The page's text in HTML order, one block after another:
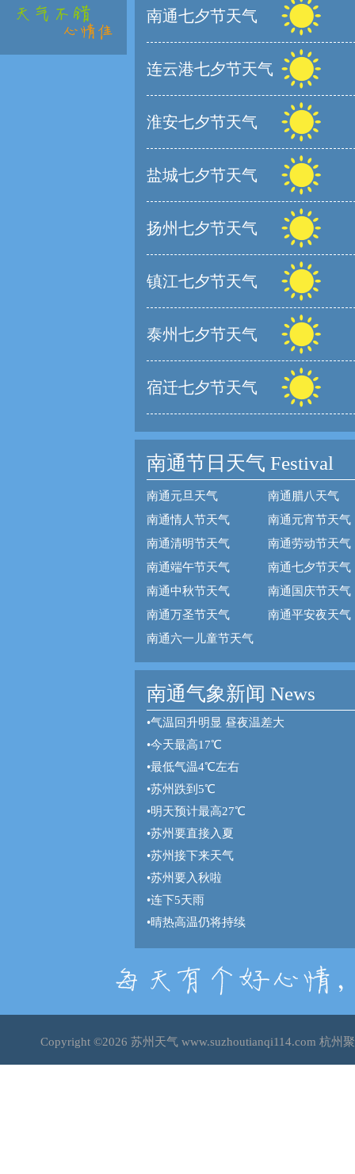
南通七夕节天气
连云港七夕节天气
淮安七夕节天气
盐城七夕节天气
扬州七夕节天气
镇江七夕节天气
泰州七夕节天气
宿迁七夕节天气
南通节日天气 Festival
南通元旦天气
南通腊八天气
南通情人节天气
南通元宵节天气
南通清明节天气
南通劳动节天气
南通端午节天气
南通七夕节天气
南通中秋节天气
南通国庆节天气
南通万圣节天气
南通平安夜天气
南通六一儿童节天气
南通气象新闻 News
•气温回升明显 昼夜温差大
•今天最高17℃
•最低气温4℃左右
•苏州跌到5℃
•明天预计最高27℃
•苏州要直接入夏
•苏州接下来天气
•苏州要入秋啦
•连下5天雨
•晴热高温仍将持续
Copyright ©2026 苏州天气www.suzhoutianqi114.com 杭州